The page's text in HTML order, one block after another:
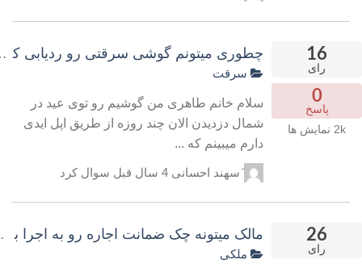
16
رای
0
پاسخ
2k
نمایش ها
چطوری میتونم گوشی سرقتی رو ردیابی
سرقت
سلام خانم طاهری من گوشیم رو توی عید در
شمال دزدیدن الان چند روزه از طریق اپل ایدی
دارم میبینم که ...
َسهند احسانی 4 سال قبل سوال کرد
26
رای
مالک میتونه چک ضمانت اجاره رو به اجرا
ملکی